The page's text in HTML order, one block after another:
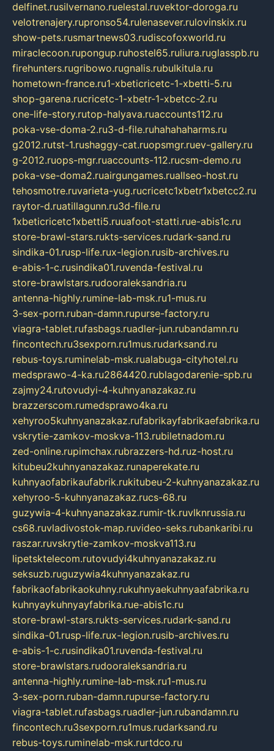
delfinet.rusilvernano.ruelestal.ruvektor-doroga.ru
velotrenajery.rupronso54.rulenasever.rulovinskix.ru
show-pets.rusmartnews03.rudiscofoxworld.ru
miraclecoon.rupongup.ruhostel65.ruliura.ruglasspb.ru
firehunters.rugribowo.rugnalis.rubulkitula.ru
hometown-france.ru1-xbeticricetc-1-xbetti-5.ru
shop-garena.rucricetc-1-xbetr-1-xbetcc-2.ru
one-life-story.rutop-halyava.ruaccounts112.ru
poka-vse-doma-2.ru3-d-file.ruhahahaharms.ru
g2012.rutst-1.rushaggy-cat.ruopsmgr.ruev-gallery.ru
g-2012.ruops-mgr.ruaccounts-112.rucsm-demo.ru
poka-vse-doma2.ruairgungames.ruallseo-host.ru
tehosmotre.ruvarieta-yug.rucricetc1xbetr1xbetcc2.ru
raytor-d.ruatillagunn.ru3d-file.ru
1xbeticricetc1xbetti5.ruuafoot-statti.rue-abis1c.ru
store-brawl-stars.rukts-services.rudark-sand.ru
sindika-01.rusp-life.rux-legion.rusib-archives.ru
e-abis-1-c.rusindika01.ruvenda-festival.ru
store-brawlstars.rudooraleksandria.ru
antenna-highly.rumine-lab-msk.ru1-mus.ru
3-sex-porn.ruban-damn.rupurse-factory.ru
viagra-tablet.rufasbags.ruadler-jun.rubandamn.ru
fincontech.ru3sexporn.ru1mus.rudarksand.ru
rebus-toys.ruminelab-msk.rualabuga-cityhotel.ru
medsprawo-4-ka.ru2864420.rublagodarenie-spb.ru
zajmy24.rutovudyi-4-kuhnyanazakaz.ru
brazzerscom.rumedsprawo4ka.ru
xehyroo5kuhnyanazakaz.rufabrikayfabrikaefabrika.ru
vskrytie-zamkov-moskva-113.rubiletnadom.ru
zed-online.rupimchax.rubrazzers-hd.ruz-host.ru
kitubeu2kuhnyanazakaz.runaperekate.ru
kuhnyaofabrikaufabrik.rukitubeu-2-kuhnyanazakaz.ru
xehyroo-5-kuhnyanazakaz.rucs-68.ru
guzywia-4-kuhnyanazakaz.rumir-tk.ruvlknrussia.ru
cs68.ruvladivostok-map.ruvideo-seks.rubankaribi.ru
raszar.ruvskrytie-zamkov-moskva113.ru
lipetsktelecom.rutovudyi4kuhnyanazakaz.ru
seksuzb.ruguzywia4kuhnyanazakaz.ru
fabrikaofabrikaokuhny.rukuhnyaekuhnyaafabrika.ru
kuhnyaykuhnyayfabrika.rue-abis1c.ru
store-brawl-stars.rukts-services.rudark-sand.ru
sindika-01.rusp-life.rux-legion.rusib-archives.ru
e-abis-1-c.rusindika01.ruvenda-festival.ru
store-brawlstars.rudooraleksandria.ru
antenna-highly.rumine-lab-msk.ru1-mus.ru
3-sex-porn.ruban-damn.rupurse-factory.ru
viagra-tablet.rufasbags.ruadler-jun.rubandamn.ru
fincontech.ru3sexporn.ru1mus.rudarksand.ru
rebus-toys.ruminelab-msk.rurtdco.ru